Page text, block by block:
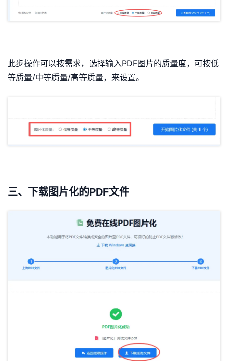
此步操作可以按需求，选择输入PDF图片的质量度，可按低
等质量/中等质量/高等质量，来设置。
三、下载图片化的PDF文件